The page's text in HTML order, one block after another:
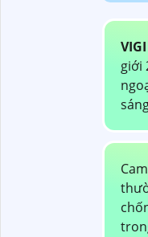
giới